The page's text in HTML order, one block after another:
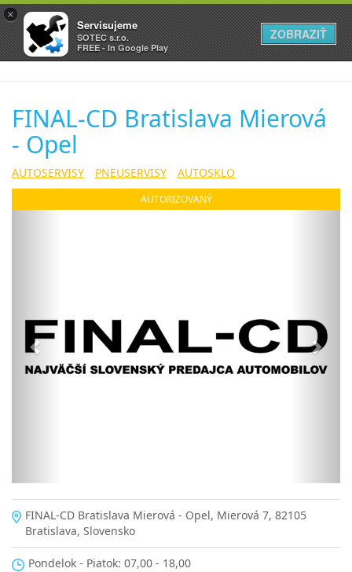
FINAL-CD Bratislava Mierová
- Opel
AUTOSERVISY PNEUSERVISY AUTOSKLO
AUTORIZOVANÝ
FINAL-CD Bratislava Mierová - Opel, Mierová 7, 82105
Bratislava, Slovensko
Pondelok - Piatok: 07,00 - 18,00
×
Servisujeme
SOTEC s.r.o.
FREE - In Google Play
ZOBRAZIŤ